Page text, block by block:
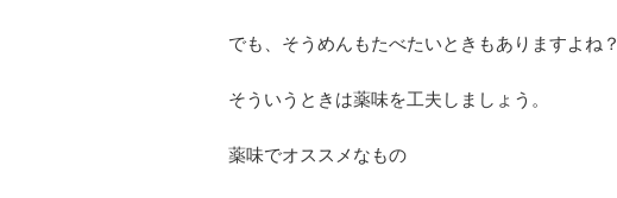
でも、そうめんもたべたいときもありますよね？
そういうときは薬味を工夫しましょう。
薬味でオススメなもの